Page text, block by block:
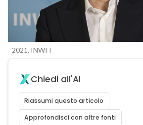
2021, INWIT
Chiedi all'AI
Riassumi questo articolo
Approfondisci con altre fonti